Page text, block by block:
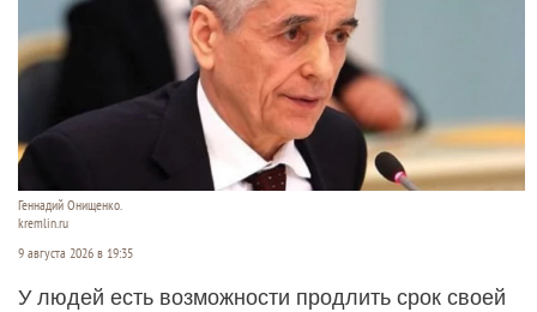
Геннадий Онищенко.
kremlin.ru
9 августа 2026 в 19:35
У людей есть возможности продлить срок своей